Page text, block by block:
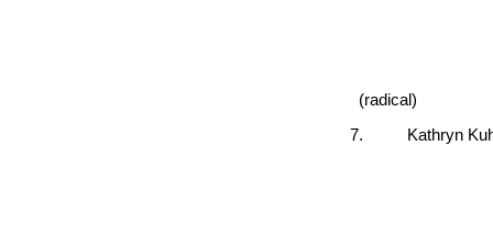
(radical)
7.
Kathryn